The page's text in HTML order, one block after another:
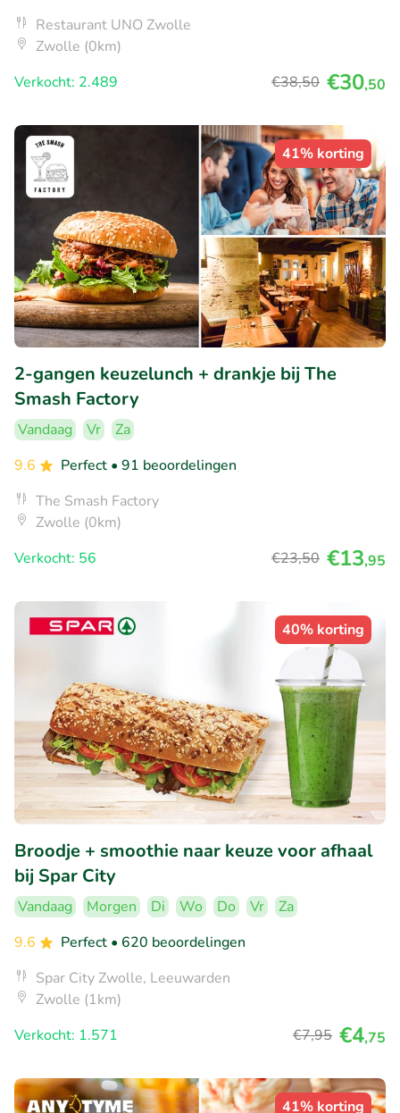
Restaurant UNO Zwolle
Zwolle (0km)
Verkocht: 2.489
€38,50 €30,50
41% korting
2-gangen keuzelunch + drankje bij The
Smash Factory
Vandaag Vr
Za
9.6
Perfect • 91 beoordelingen
The Smash Factory
Zwolle (0km)
Verkocht: 56
€23,50 €13,95
40% korting
Broodje + smoothie naar keuze voor afhaal
bij Spar City
Vandaag Morgen Di Wo Do Vr
Za
9.6
Perfect • 620 beoordelingen
Spar City Zwolle, Leeuwarden
Zwolle (1km)
Verkocht: 1.571
€7,95 €4,75
41% korting